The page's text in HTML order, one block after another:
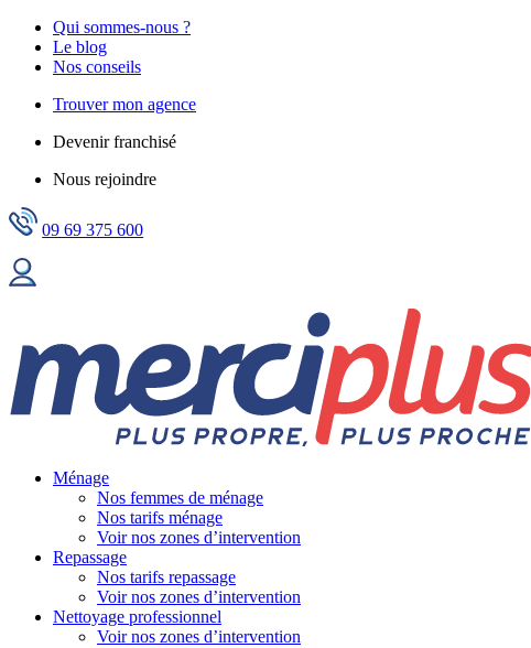
Qui sommes-nous ?
Le blog
Nos conseils
Trouver mon agence
Devenir franchisé
Nous rejoindre
09 69 375 600
Ménage
Nos femmes de ménage
Nos tarifs ménage
Voir nos zones d’intervention
Repassage
Nos tarifs repassage
Voir nos zones d’intervention
Nettoyage professionnel
Voir nos zones d’intervention